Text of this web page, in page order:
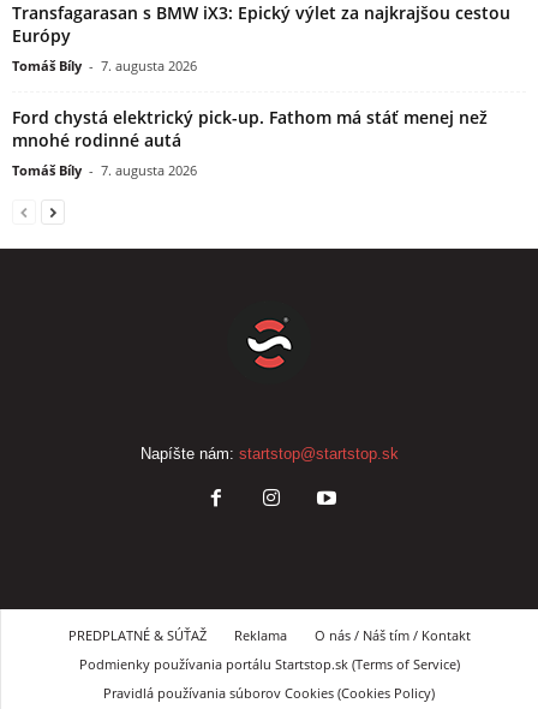
Transfagarasan s BMW iX3: Epický výlet za najkrajšou cestou
Európy
Tomáš Bíly - 7. augusta 2026
Ford chystá elektrický pick-up. Fathom má stáť menej než
mnohé rodinné autá
Tomáš Bíly - 7. augusta 2026
Napíšte nám: startstop@startstop.sk
PREDPLATNÉ & SÚŤAŽ Reklama
O nás / Náš tím / Kontakt
Podmienky používania portálu Startstop.sk (Terms of Service)
Pravidlá používania súborov Cookies (Cookies Policy)